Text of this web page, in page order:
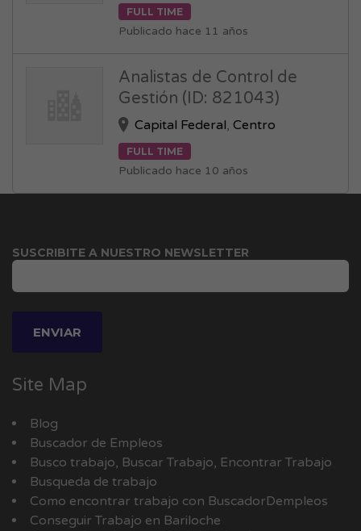
FULL TIME
Publicado hace 11 años
Analistas de Control de
Gestión (ID: 821043)
Capital Federal,Centro
FULL TIME
Publicado hace 10 años
SUSCRIBITE A NUESTRO NEWSLETTER
Site Map
Blog
Buscador de Empleos
Busco trabajo, Buscar Trabajo, Encontrar Trabajo
Busqueda de trabajo
Como encontrar trabajo con BuscadorDempleos
Conseguir Trabajo en Bariloche